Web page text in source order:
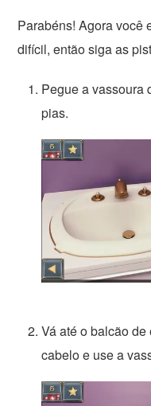
Parabéns! Agora você
difícil, então siga as
Pegue a vassoura
pias.
Vá até o balcão
cabelo e use a